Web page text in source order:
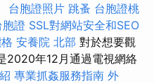
台胞證照片 跳蚤 台胞證桃
證 SSL對網站安全和SEO
安養院 北部 對於想要觀
2020年12月通過電視網絡
專業抓姦服務指南 外